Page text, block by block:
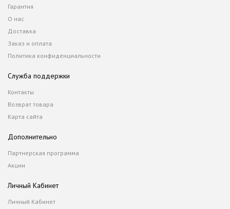
Гарантия
О нас
Доставка
Заказ и оплата
Политика конфиденциальности
Служба поддержки
Контакты
Возврат товара
Карта сайта
Дополнительно
Партнерская программа
Акции
Личный Кабинет
Личный Кабинет